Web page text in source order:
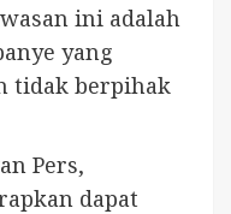
ini adalah
yang
tidak berpihak
Pers,
dapat